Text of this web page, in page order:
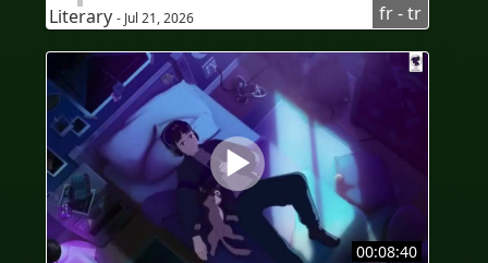
#TürkçekonuşanlariçinFransızcakursu
#Audioenfrançais
#AudioFransızca
#sous-titresenturc
#altyazılarTürkçe
#Bilingue
#sous-titresbilingues
#İkidilli
#İkidillialtyazılar
Literary - Jul 21, 2026 fr - tr
00:08:40